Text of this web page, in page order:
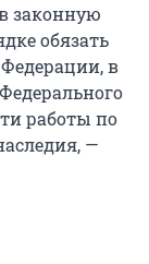
законную
обязать
в
работы по
—